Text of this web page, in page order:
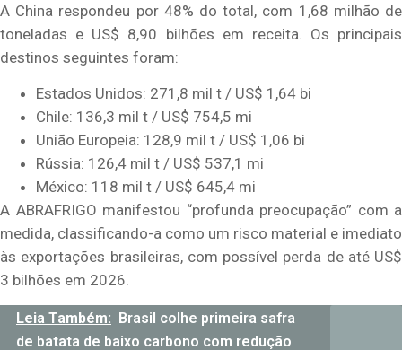
A China respondeu por 48% do total, com 1,68 milhão de
toneladas e US$ 8,90 bilhões em receita. Os principais
destinos seguintes foram:
Estados Unidos: 271,8 mil t / US$ 1,64 bi
Chile: 136,3 mil t / US$ 754,5 mi
União Europeia: 128,9 mil t / US$ 1,06 bi
Rússia: 126,4 mil t / US$ 537,1 mi
México: 118 mil t / US$ 645,4 mi
A ABRAFRIGO manifestou “profunda preocupação” com a
medida, classificando-a como um risco material e imediato
às exportações brasileiras, com possível perda de até US$
3 bilhões em 2026.
Leia Também: Brasil colhe primeira safra
de batata de baixo carbono com redução